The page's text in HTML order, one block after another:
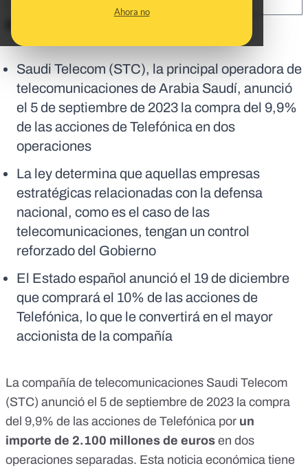
Ahora no
Saudi Telecom (STC), la principal operadora de
telecomunicaciones de Arabia Saudí, anunció
el 5 de septiembre de 2023 la compra del 9,9%
de las acciones de Telefónica en dos
operaciones
La ley determina que aquellas empresas
estratégicas relacionadas con la defensa
nacional, como es el caso de las
telecomunicaciones, tengan un control
reforzado del Gobierno
El Estado español anunció el 19 de diciembre
que comprará el 10% de las acciones de
Telefónica, lo que le convertirá en el mayor
accionista de la compañía
La compañía de telecomunicaciones Saudi Telecom
(STC) anunció el 5 de septiembre de 2023 la compra
del 9,9% de las acciones de Telefónica por un
importe de 2.100 millones de euros en dos
operaciones separadas. Esta noticia económica tiene